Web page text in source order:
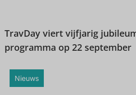
TravDay viert vijfjarig
programma op 22 september
Nieuws